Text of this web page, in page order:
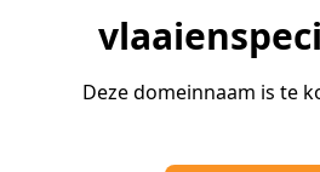
Deze domeinnaam is te